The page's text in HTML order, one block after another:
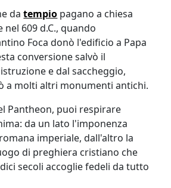
datempio pagano a chiesa
nel 609 d.C., quando
Foca donò l'edificio a Papa
conversione salvò il
e dal saccheggio,
a molti altri monumenti antichi.
Pantheon, puoi respirare
da un lato l'imponenza
imperiale, dall'altro la
di preghiera cristiano che
secoli accoglie fedeli da tutto